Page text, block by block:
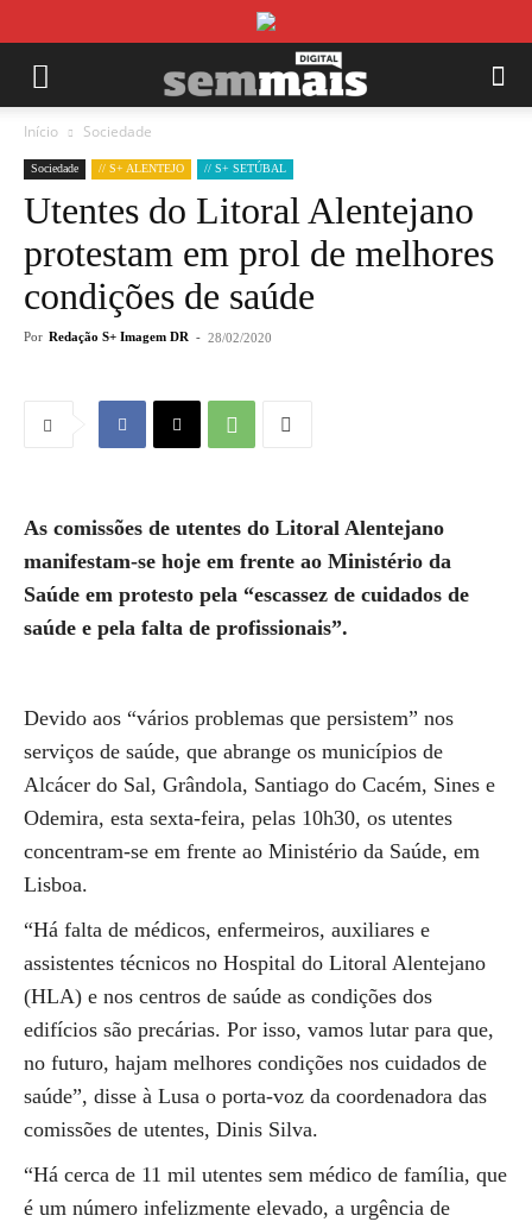
Início Sociedade
Sociedade // S+ ALENTEJO // S+ SETÚBAL
Utentes do Litoral Alentejano
protestam em prol de melhores
condições de saúde
Por Redação S+ Imagem DR - 28/02/2020
As comissões de utentes do Litoral Alentejano
manifestam-se hoje em frente ao Ministério da
Saúde em protesto pela “escassez de cuidados de
saúde e pela falta de profissionais”.
Devido aos “vários problemas que persistem” nos
serviços de saúde, que abrange os municípios de
Alcácer do Sal, Grândola, Santiago do Cacém, Sines e
Odemira, esta sexta-feira, pelas 10h30, os utentes
concentram-se em frente ao Ministério da Saúde, em
Lisboa.
“Há falta de médicos, enfermeiros, auxiliares e
assistentes técnicos no Hospital do Litoral Alentejano
(HLA) e nos centros de saúde as condições dos
edifícios são precárias. Por isso, vamos lutar para que,
no futuro, hajam melhores condições nos cuidados de
saúde”, disse à Lusa o porta-voz da coordenadora das
comissões de utentes, Dinis Silva.
“Há cerca de 11 mil utentes sem médico de família, que
é um número infelizmente elevado, a urgência de